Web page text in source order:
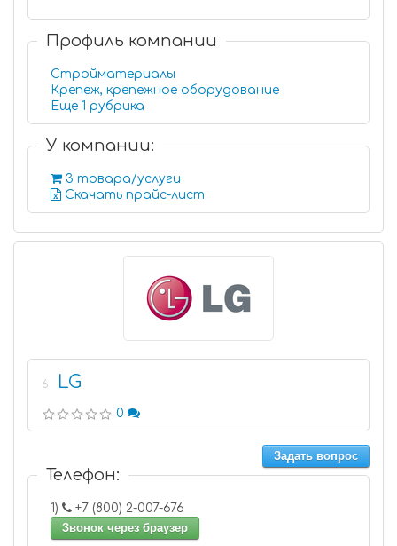
Профиль компании
Стройматериалы
Крепеж, крепежное оборудование
Еще 1 рубрика
У компании:
3 товара/услуги
Скачать прайс-лист
6 LG
0
Задать вопрос
Телефон:
1)
+7 (800) 2-007-676
Звонок через браузер